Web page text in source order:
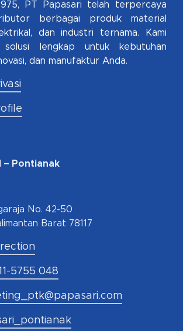
PT Papasari telah terpercaya
berbagai produk material
dan industri ternama. Kami
solusi lengkap untuk kebutuhan
dan manufaktur Anda.
– Pontianak
No. 42-50
Barat 78117
5755 048